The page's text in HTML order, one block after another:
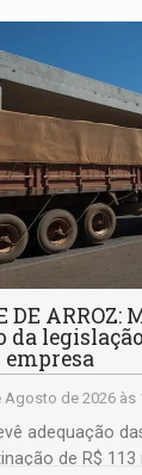
DE ARROZ:
empresa
Agosto de 2026 às
adequação
de R$